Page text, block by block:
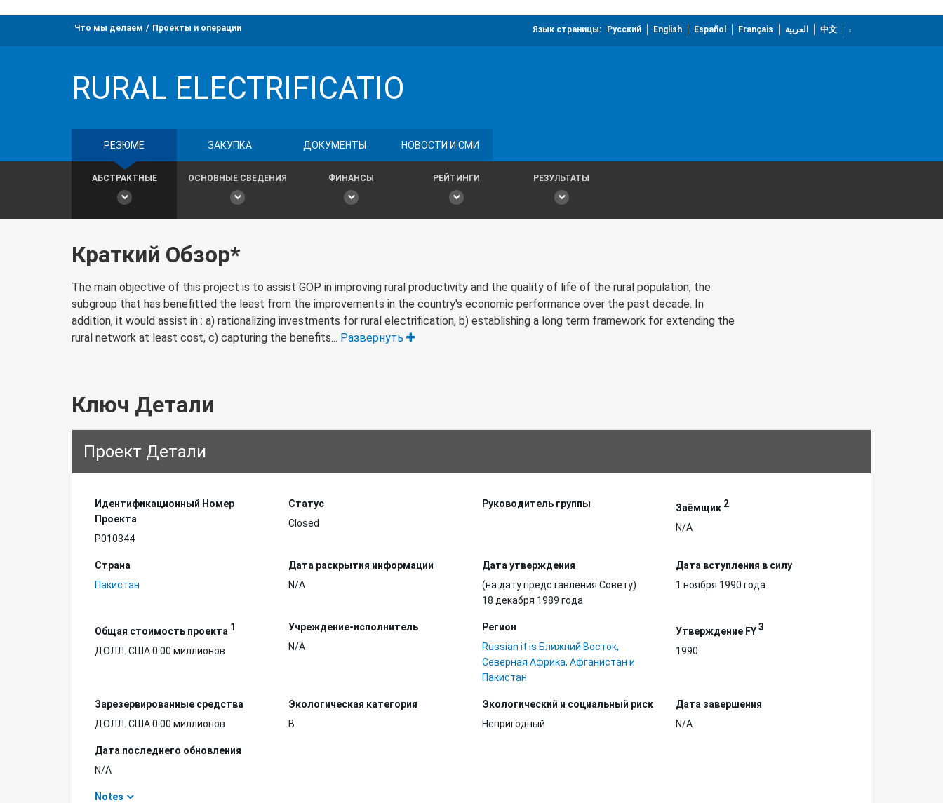
Что мы делаем Проекты и операции Язык страницы: Русский English Español Français العربية 中文
RURAL ELECTRIFICATIO
РЕЗЮМЕ ЗАКУПКА ДОКУМЕНТЫ НОВОСТИ И СМИ
АБСТРАКТНЫЕ ОСНОВНЫЕ СВЕДЕНИЯ ФИНАНСЫ РЕЙТИНГИ РЕЗУЛЬТАТЫ
Краткий Обзор*
The main objective of this project is to assist GOP in improving rural productivity and the quality of life of the rural population, the
subgroup that has benefitted the least from the improvements in the country's economic performance over the past decade. In
addition, it would assist in : a) rationalizing investments for rural electrification, b) establishing a long term framework for extending the
rural network at least cost, c) capturing the benefits... Развернуть
Ключ Детали
Проект Детали
Идентификационный Hомер
Проекта
P010344
Статус
Closed
Руководитель группы Заёмщик 2
N/A
Страна
Пакистан
Дата раскрытия информации
N/A
Дата утверждения
(на дату представления Совету)
18 декабря 1989 года
Дата вступления в силу
1 ноября 1990 года
Общая стоимость проекта 1
ДОЛЛ. США 0.00 миллионов
Учреждение-исполнитель
N/A
Регион
Russian it is Ближний Восток,
Северная Африка, Афганистан и
Пакистан
Утверждение FY3
1990
Зарезервированные средства
ДОЛЛ. США 0.00 миллионов
Экологическая категория
B
Экологический и социальный риск
Непригодный
Дата завершения
N/A
Дата последнего обновления
N/A
Notes